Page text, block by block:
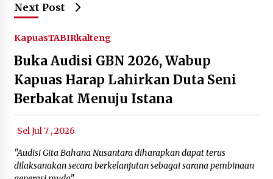
Next Post
KapuasTABIRkalteng
Buka Audisi GBN 2026, Wabup
Kapuas Harap Lahirkan Duta Seni
Berbakat Menuju Istana
Sel Jul 7 , 2026
"Audisi Gita Bahana Nusantara diharapkan dapat terus
dilaksanakan secara berkelanjutan sebagai sarana pembinaan